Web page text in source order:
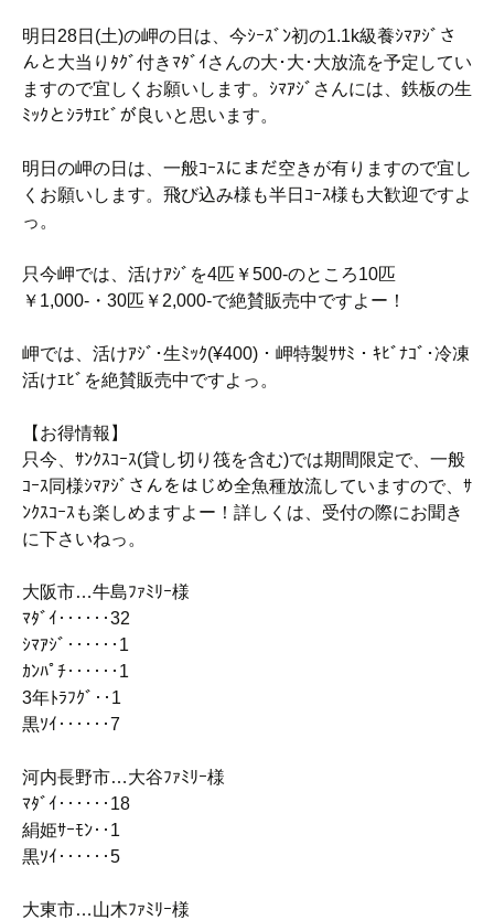
明日28日(土)の岬の日は、今ｼｰｽﾞﾝ初の1.1k級養ｼﾏｱｼﾞさ
んと大当りﾀｸﾞ付きﾏﾀﾞｲさんの大･大･大放流を予定してい
ますので宜しくお願いします。ｼﾏｱｼﾞさんには、鉄板の生
ﾐｯｸとｼﾗｻｴﾋﾞが良いと思います。
明日の岬の日は、一般ｺｰｽにまだ空きが有りますので宜し
くお願いします。飛び込み様も半日ｺｰｽ様も大歓迎ですよ
っ。
只今岬では、活けｱｼﾞを4匹￥500-のところ10匹
￥1,000-・30匹￥2,000-で絶賛販売中ですよー！
岬では、活けｱｼﾞ･生ﾐｯｸ(¥400)・岬特製ｻｻﾐ・ｷﾋﾞﾅｺﾞ･冷凍
活けｴﾋﾞを絶賛販売中ですよっ。
【お得情報】
只今、ｻﾝｸｽｺｰｽ(貸し切り筏を含む)では期間限定で、一般
ｺｰｽ同様ｼﾏｱｼﾞさんをはじめ全魚種放流していますので、ｻ
ﾝｸｽｺｰｽも楽しめますよー！詳しくは、受付の際にお聞き
に下さいねっ。
大阪市…牛島ﾌｧﾐﾘｰ様
ﾏﾀﾞｲ‥‥‥32
ｼﾏｱｼﾞ‥‥‥1
ｶﾝﾊﾟﾁ‥‥‥1
3年ﾄﾗﾌｸﾞ‥1
黒ｿｲ‥‥‥7
河内長野市…大谷ﾌｧﾐﾘｰ様
ﾏﾀﾞｲ‥‥‥18
絹姫ｻｰﾓﾝ‥1
黒ｿｲ‥‥‥5
大東市…山木ﾌｧﾐﾘｰ様